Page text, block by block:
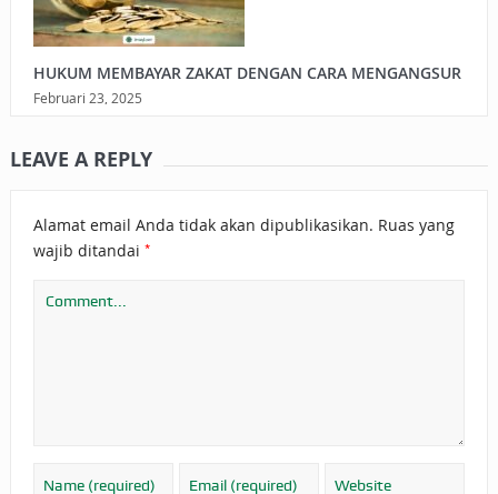
HUKUM MEMBAYAR ZAKAT DENGAN CARA MENGANGSUR
Februari 23, 2025
LEAVE A REPLY
Alamat email Anda tidak akan dipublikasikan. Ruas yang
wajib ditandai *